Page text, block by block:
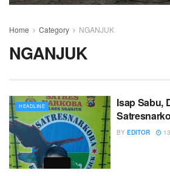
Home Category NGANJUK
NGANJUK
HEADLINE
Isap Sabu,
BY EDITOR